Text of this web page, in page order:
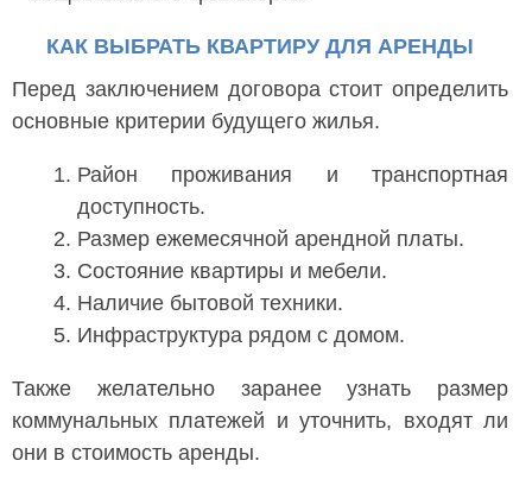
КАК ВЫБРАТЬ КВАРТИРУ ДЛЯ АРЕНДЫ
Перед заключением договора стоит определить
основные критерии будущего жилья.
Район проживания и транспортная
доступность.
Размер ежемесячной арендной платы.
Состояние квартиры и мебели.
Наличие бытовой техники.
Инфраструктура рядом с домом.
Также желательно заранее узнать размер
коммунальных платежей и уточнить, входят ли
они в стоимость аренды.